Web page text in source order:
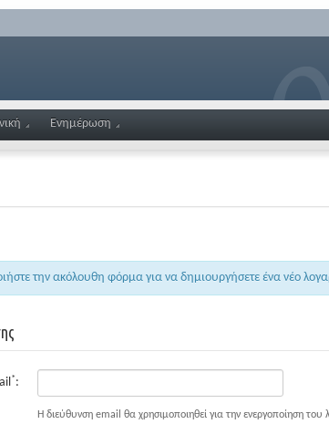
Ενημέρωση
την ακόλουθη φόρμα για να δημιουργήσετε ένα νέο
*:
Η διεύθυνση email θα χρησιμοποιηθεί για την ενεργοποίηση